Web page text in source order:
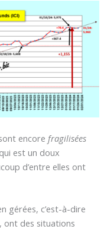
encore fragilisées
est un doux
d’entre elles ont
gérées, c’est-à-dire
ont des situations